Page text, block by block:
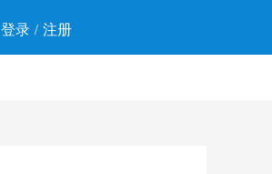
登录 / 注册